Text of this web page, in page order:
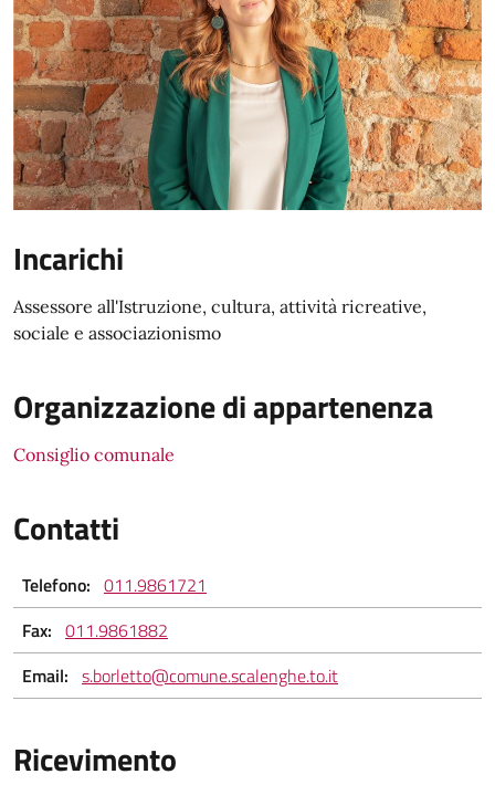
Incarichi
Assessore all'Istruzione, cultura, attività ricreative,
sociale e associazionismo
Organizzazione di appartenenza
Consiglio comunale
Contatti
Telefono: 011.9861721
Fax: 011.9861882
Email: s.borletto@comune.scalenghe.to.it
Ricevimento